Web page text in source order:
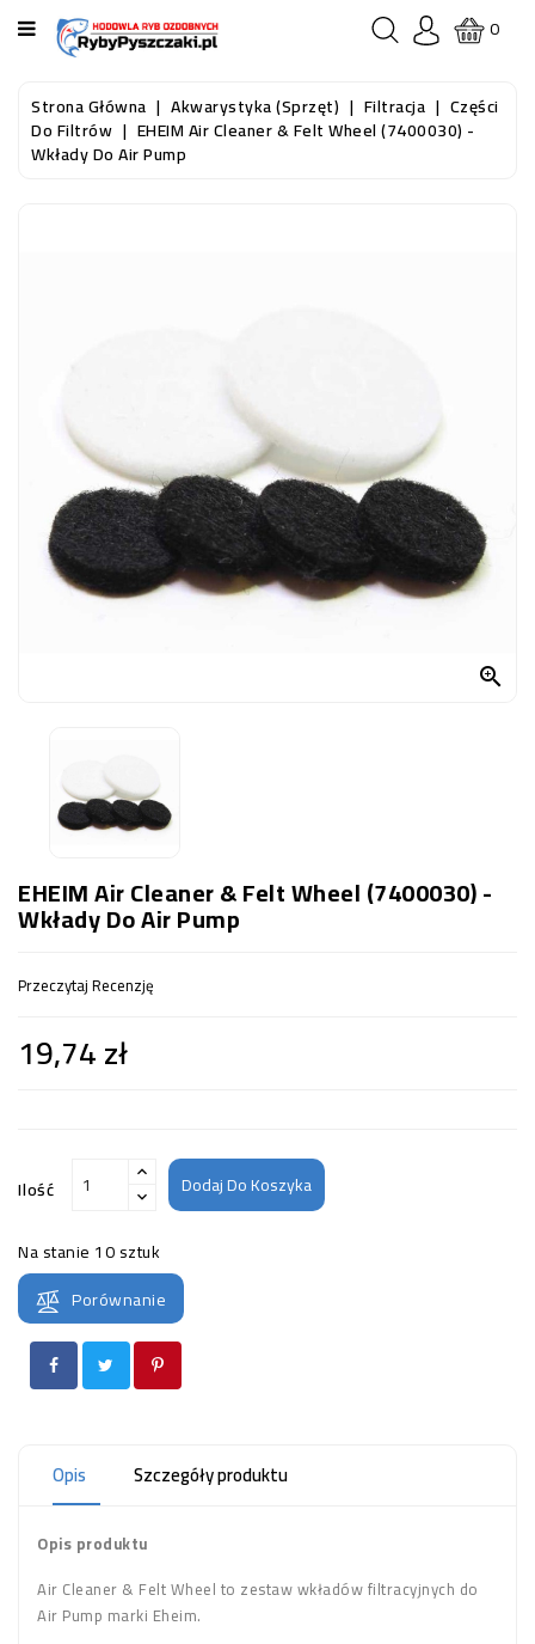
KATEGORIA
STRONA
GŁÓWNA
AKWARYSTYKA
(SPRZĘT)
OCZKO
WODNE
(SPRZĘT)
0
Strona Główna Akwarystyka (sprzęt) Filtracja Części
Do Filtrów EHEIM Air Cleaner & Felt Wheel (7400030) -
Wkłady Do Air Pump

EHEIM Air Cleaner & Felt Wheel (7400030) -
Wkłady Do Air Pump
Przeczytaj Recenzję
19,74 zł
Ilość Dodaj Do Koszyka
Na stanie 10 sztuk
Porównanie
Opis Szczegóły produktu
Opis produktu
Air Cleaner & Felt Wheel to zestaw wkładów filtracyjnych do
Air Pump marki Eheim.